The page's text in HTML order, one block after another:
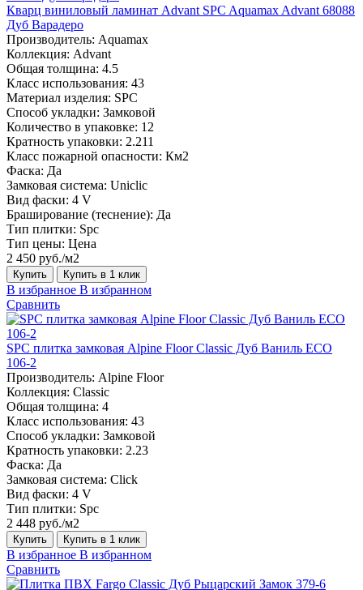
Кварц виниловый ламинат Advant SPC Aquamax Advant 68088
Дуб Варадеро
Производитель: Aquamax
Коллекция: Advant
Общая толщина: 4.5
Класс использования: 43
Материал изделия: SPC
Способ укладки: Замковой
Количество в упаковке: 12
Кратность упаковки: 2.211
Класс пожарной опасности: Км2
Фаска: Да
Замковая система: Uniclic
Вид фаски: 4 V
Браширование (теснение): Да
Тип плитки: Spc
Тип цены: Цена
2 450 руб./м2
Купить Купить в 1 клик
В избранное В избранном
Сравнить
SPC плитка замковая Alpine Floor Classic Дуб Ваниль ЕСО
106-2
Производитель: Alpine Floor
Коллекция: Classic
Общая толщина: 4
Класс использования: 43
Способ укладки: Замковой
Кратность упаковки: 2.23
Фаска: Да
Замковая система: Click
Вид фаски: 4 V
Тип плитки: Spc
2 448 руб./м2
Купить Купить в 1 клик
В избранное В избранном
Сравнить